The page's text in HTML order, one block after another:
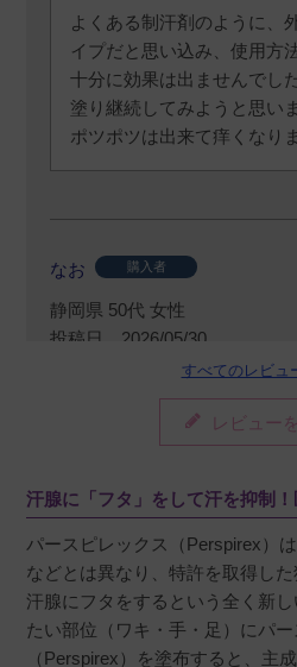
よくある制汗剤のように、
イプだと思い込み、使用方
十分に効果は出ませんでし
塗り継続してみようと思い
ポツポツは出来て痒くなり
なお 購入者
静岡県 50代 女性
投稿日
2026/05/30
めちゃくちゃ良いです
においが気にならなくなり
リピ決定です
なので臭いも気にならない
リピ決定です
すべてのレビュ
レビュー
汗腺に「フタ」をして汗を抑制！
パースピレックス（Perspirex）
などとは異なり、特許を取得し
汗腺にフタをするという全く新
たい部位（ワキ・手・足）にパー
（Perspirex）を塗布すると、主